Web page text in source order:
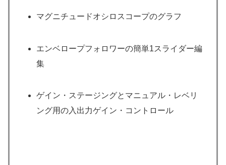
マグニチュードオシロスコープのグラフ
エンベロープフォロワーの簡単1スライダー編
集
ゲイン・ステージングとマニュアル・レベリ
ング用の入出力ゲイン・コントロール